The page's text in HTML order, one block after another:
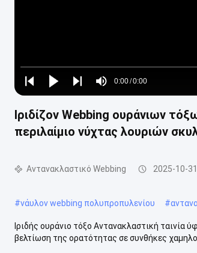
Play
Play
Play
Mute
Time
0:00/0:00
Loaded:
0%
Ιριδίζον Webbing ουράνιων
περιλαίμιο νύχτας λουριών
Αντανακλαστικό Webbing 2025-10-31
#νάυλον webbing πολυπροπυλενίου #
Ιριδής ουράνιο τόξο Αντανακλαστική ταινία
βελτίωση της ορατότητας σε συνθήκες